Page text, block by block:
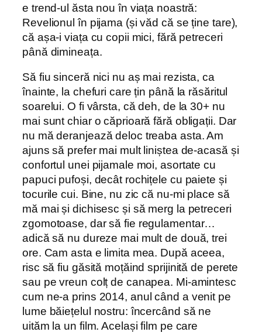
e trend-ul ăsta nou în viața noastră:
Revelionul în pijama (și văd că se ține tare),
că așa-i viața cu copii mici, fără petreceri
până dimineața.
Să fiu sinceră nici nu aș mai rezista, ca
înainte, la chefuri care țin până la răsăritul
soarelui. O fi vârsta, că deh, de la 30+ nu
mai sunt chiar o căprioară fără obligații. Dar
nu mă deranjează deloc treaba asta. Am
ajuns să prefer mai mult liniștea de-acasă și
confortul unei pijamale moi, asortate cu
papuci pufoși, decât rochițele cu paiete și
tocurile cui. Bine, nu zic că nu-mi place să
mă mai și dichisesc și să merg la petreceri
zgomotoase, dar să fie regulamentar…
adică să nu dureze mai mult de două, trei
ore. Cam asta e limita mea. După aceea,
risc să fiu găsită moțăind sprijinită de perete
sau pe vreun colț de canapea. Mi-amintesc
cum ne-a prins 2014, anul când a venit pe
lume băiețelul nostru: încercând să ne
uităm la un film. Același film pe care